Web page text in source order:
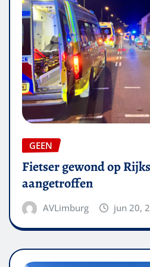
GEEN
Fietser gewond op
aangetroffen
AVLimburg jun 20,